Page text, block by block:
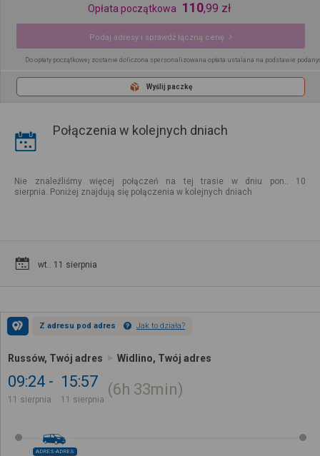
Opłata początkowa 110,99 zł
Podaj adresy i sprawdź łączną cenę
Do opłaty początkowej zostanie doliczona spersonalizowana opłata ustalana na podstawie
Wyślij paczkę
Połączenia w kolejnych dniach
Nie znaleźliśmy więcej połączeń na tej trasie w dniu pon.. 10
sierpnia. Poniżej znajdują się połączenia w kolejnych dniach
wt.. 11 sierpnia
Z adresu pod adres Jak to działa?
Russów, Twój adres Widlino, Twój adres
09:24
11 sierpnia
15:57
11 sierpnia
6h 33min
ADRES-ADRES